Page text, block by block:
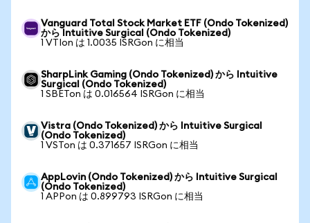
Vanguard Total Stock Market ETF (Ondo Tokenized)
から Intuitive Surgical (Ondo Tokenized)
1 VTIon は 1.0035 ISRGon に相当
SharpLink Gaming (Ondo Tokenized) から Intuitive
Surgical (Ondo Tokenized)
1 SBETon は 0.016564 ISRGon に相当
Vistra (Ondo Tokenized) から Intuitive Surgical
(Ondo Tokenized)
1 VSTon は 0.371657 ISRGon に相当
AppLovin (Ondo Tokenized) から Intuitive Surgical
(Ondo Tokenized)
1 APPon は 0.899793 ISRGon に相当